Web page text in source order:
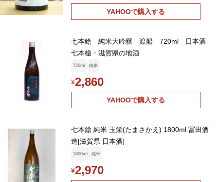
YAHOOで購入する
七本鎗 純米大吟醸 渡船 720ml 日本酒
七本槍・滋賀県の地酒
720ml 純米
¥2,860
YAHOOで購入する
七本鎗 純米 玉栄(たまさかえ) 1800ml 冨田酒
造[滋賀県 日本酒]
1800ml 純米
¥2,970